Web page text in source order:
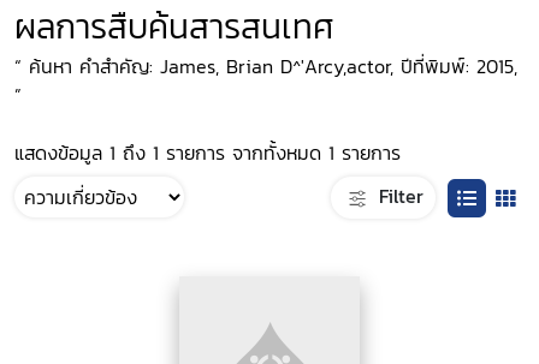
ผลการสืบค้นสารสนเทศ
“ ค้นหา คำสำคัญ: James, Brian D^'Arcy,actor, ปีที่พิมพ์: 2015,
”
แสดงข้อมูล 1 ถึง 1 รายการ จากทั้งหมด 1 รายการ
Filter